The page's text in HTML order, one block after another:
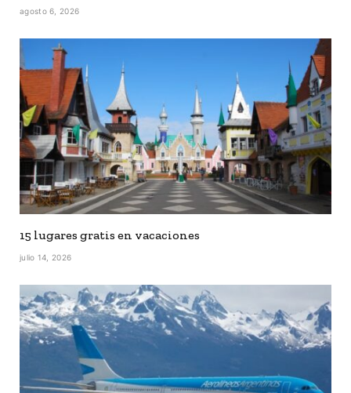
agosto 6, 2026
15 lugares gratis en vacaciones
julio 14, 2026